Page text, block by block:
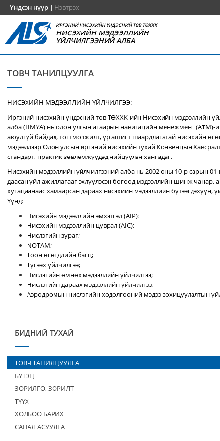
Үндсэн нүүр | Нэвтрэх
ИРГЭНИЙ НИСЭХИЙН ҮНДЭСНИЙ ТӨВ ТӨХХК
НИСЭХИЙН МЭДЭЭЛЛИЙН
ҮЙЛЧИЛГЭЭНИЙ АЛБА
ТОВЧ ТАНИЛЦУУЛГА
НИСЭХИЙН МЭДЭЭЛЛИЙН ҮЙЛЧИЛГЭЭ:
Иргэний нисэхийн үндэсний төв ТӨХХК-ийн Нисэхийн мэдээллийн
алба (НМҮА) нь олон улсын агаарын навигацийн менежмент (ATM)-
аюулгүй байдал, тогтмолжилт, үр ашигт шаардлагатай нисэхийн
мэдээллээр Олон улсын иргэний нисэхийн тухай Конвенцын
стандарт, практик зөвлөмжүүдэд нийцүүлэн хангадаг.
Нисэхийн мэдээллийн үйлчилгээний алба нь 2002 оны 10-р сарын
даасан үйл ажиллагааг эхлүүлэсэн бөгөөд мэдээллийн шинж чанар,
хугацаанаас хамаарсан дараах нисэхийн мэдээллийн бүтээгдэхүүн,
Үүнд:
Нисэхийн мэдээллийн эмхэтгэл (AIP);
Нисэхийн мэдээллийн цуврал (AIC);
Нислэгийн зураг;
NOTAM;
Тоон өгөгдлийн багц;
Түгээх үйлчилгээ;
Нислэгийн өмнөх мэдээллийн үйлчилгээ;
Нислэгийн дараах мэдээллийн үйлчилгээ;
Аэродромын нислэгийн хөдөлгөөний мэдээ зохицуулалтын
БИДНИЙ ТУХАЙ
ТОВЧ ТАНИЛЦУУЛГА
БҮТЭЦ
ЗОРИЛГО, ЗОРИЛТ
ТҮҮХ
ХОЛБОО БАРИХ
САНАЛ АСУУЛГА